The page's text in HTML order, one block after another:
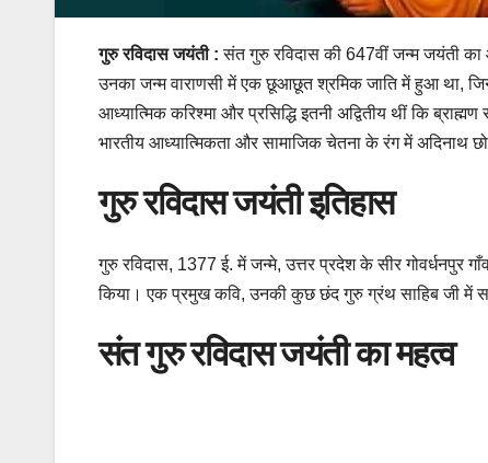
गुरु रविदास जयंती : संत गुरु रविदास की 647वीं जन्म जयंती का
उनका जन्म वाराणसी में एक छूआछूत श्रमिक जाति में हुआ था,
आध्यात्मिक करिश्मा और प्रसिद्धि इतनी अद्वितीय थीं कि
भारतीय आध्यात्मिकता और सामाजिक चेतना के रंग में अदिनाथ
गुरु रविदास जयंती इतिहास
गुरु रविदास, 1377 ई. में जन्मे, उत्तर प्रदेश के सीर गोवर्धनपुर
किया। एक प्रमुख कवि, उनकी कुछ छंद गुरु ग्रंथ साहिब जी में
संत गुरु रविदास जयंती का महत्व